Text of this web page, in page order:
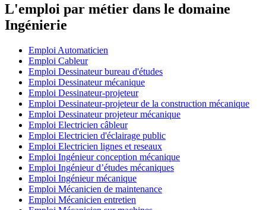
L'emploi par métier dans le domaine
Ingénierie
Emploi Automaticien
Emploi Cableur
Emploi Dessinateur bureau d'études
Emploi Dessinateur mécanique
Emploi Dessinateur-projeteur
Emploi Dessinateur-projeteur de la construction mécanique
Emploi Dessinateur projeteur mécanique
Emploi Electricien câbleur
Emploi Electricien d'éclairage public
Emploi Electricien lignes et reseaux
Emploi Ingénieur conception mécanique
Emploi Ingénieur d’études mécaniques
Emploi Ingénieur mécanique
Emploi Mécanicien de maintenance
Emploi Mécanicien entretien